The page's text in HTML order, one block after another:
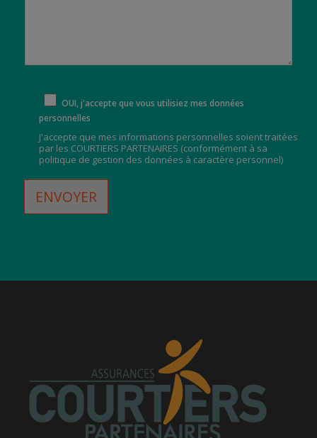
OUI, j'accepte que vous utilisiez mes données
personnelles
J'accepte que mes informations personnelles soient traitées
par les COURTIERS PARTENAIRES (conformément à sa
politique de gestion des données à caractère personnel)
ENVOYER